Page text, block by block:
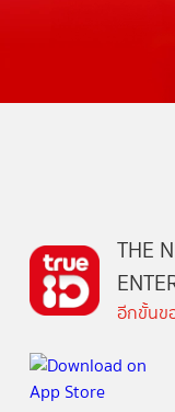
THE
อีกขั้นข